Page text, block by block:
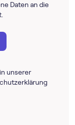
Daten an die
unserer